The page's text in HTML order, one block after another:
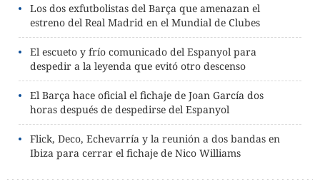
Los dos exfutbolistas del Barça que amenazan el
estreno del Real Madrid en el Mundial de Clubes
El escueto y frío comunicado del Espanyol para
despedir a la leyenda que evitó otro descenso
El Barça hace oficial el fichaje de Joan García dos
horas después de despedirse del Espanyol
Flick, Deco, Echevarría y la reunión a dos bandas en
Ibiza para cerrar el fichaje de Nico Williams